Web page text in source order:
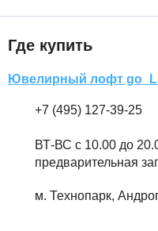
Где купить
Ювелирный лофт
+7 (495) 127-39-25
ВТ-ВС с 10.00 до
предварительная
м. Технопарк,